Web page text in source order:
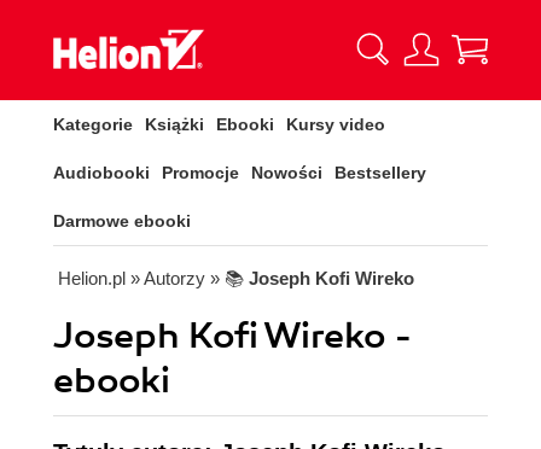
Kategorie Książki Ebooki Kursy video
Audiobooki Promocje Nowości Bestsellery
Darmowe ebooki
Helion.pl » Autorzy » 📚 Joseph Kofi Wireko
Joseph Kofi Wireko -
ebooki